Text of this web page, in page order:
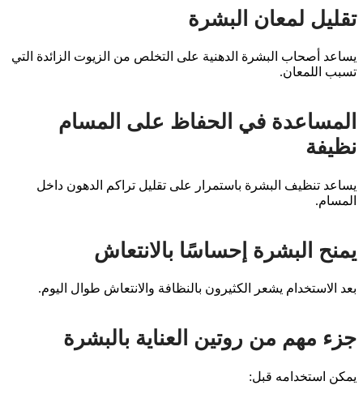
تقليل لمعان البشرة
يساعد أصحاب البشرة الدهنية على التخلص من الزيوت الزائدة التي
تسبب اللمعان.
المساعدة في الحفاظ على المسام
نظيفة
يساعد تنظيف البشرة باستمرار على تقليل تراكم الدهون داخل
المسام.
يمنح البشرة إحساسًا بالانتعاش
بعد الاستخدام يشعر الكثيرون بالنظافة والانتعاش طوال اليوم.
جزء مهم من روتين العناية بالبشرة
يمكن استخدامه قبل: